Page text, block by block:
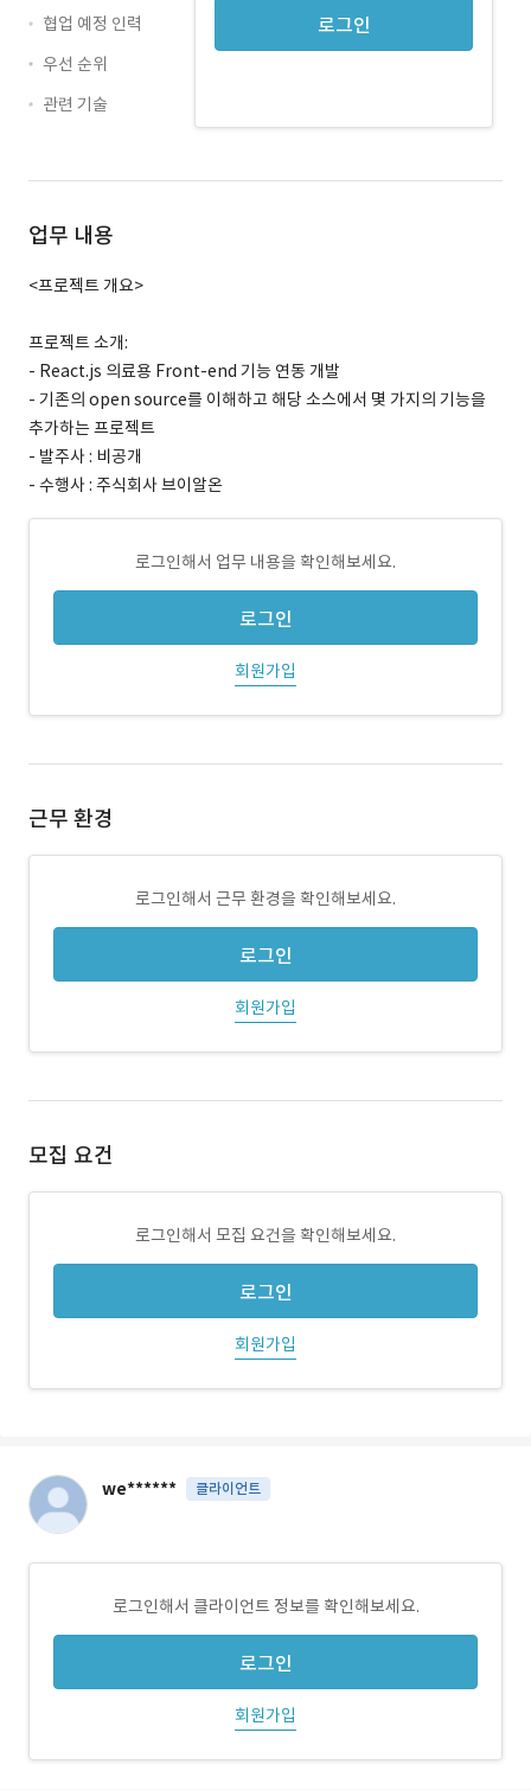
로그인
협업 예정 인력
우선 순위
관련 기술
업무 내용
<프로젝트 개요>
프로젝트 소개:
- React.js 의료용 Front-end 기능 연동 개발
- 기존의 open source를 이해하고 해당 소스에서 몇 가지의 기능을
추가하는 프로젝트
- 발주사 : 비공개
- 수행사 : 주식회사 브이알온
로그인해서 업무 내용을 확인해보세요.
로그인
회원가입
근무 환경
로그인해서 근무 환경을 확인해보세요.
로그인
회원가입
모집 요건
로그인해서 모집 요건을 확인해보세요.
로그인
회원가입
we****** 클라이언트
로그인해서 클라이언트 정보를 확인해보세요.
로그인
회원가입